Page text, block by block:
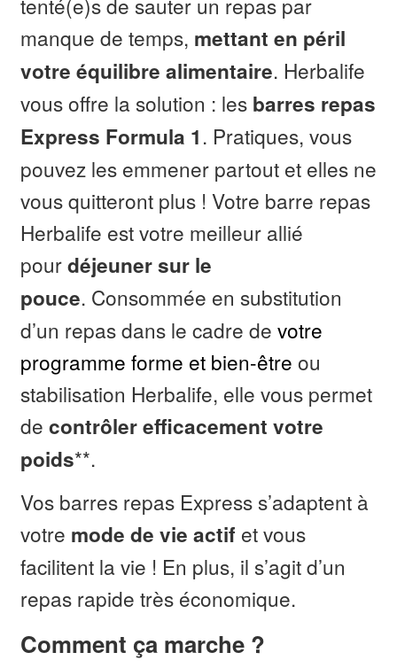
manque de temps, mettant en péril
votre équilibre alimentaire. Herbalife
vous offre la solution : les barres repas
Express Formula 1. Pratiques, vous
pouvez les emmener partout et elles ne
vous quitteront plus ! Votre barre repas
Herbalife est votre meilleur allié
pourdéjeuner sur le
pouce. Consommée en substitution
d’un repas dans le cadre de votre
programme forme et bien-être ou
stabilisation Herbalife, elle vous permet
de contrôler efficacement votre
poids**.
Vos barres repas Express s’adaptent à
votre mode de vie actif et vous
facilitent la vie ! En plus, il s’agit d’un
repas rapide très économique.
Comment ça marche ?